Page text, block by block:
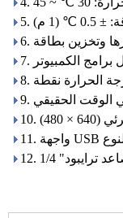
± 0.5 ℃ (1 م)
برامج الكمبيوتر
الحرارة نقطة
الوقت الحقيقي
× 480)
تصاعد ترايبود